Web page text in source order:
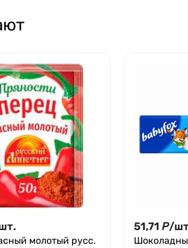
молотый русс.
51,71 Р/